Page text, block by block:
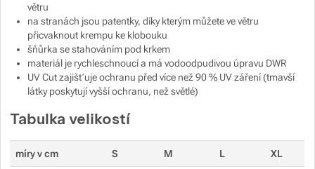
větru
na stranách jsou patentky, díky kterým můžete ve větru
přicvaknout krempu ke klobouku
šňůrka se stahováním pod krkem
materiál je rychleschnoucí a má vodoodpudivou úpravu DWR
UV Cut zajišťuje ochranu před více než 90 % UV záření (tmavší
látky poskytují vyšší ochranu, než světlé)
Tabulka velikostí
míry v cm S M L XL
Zobrazit více
Zobrazit více
Zobrazit více
Zobrazit více
Zobrazit více
Zobrazit více
Zobrazit více
Zobrazit více
Zobrazit více